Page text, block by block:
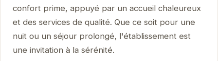
confort prime, appuyé par un accueil chaleureux
et des services de qualité. Que ce soit pour une
nuit ou un séjour prolongé, l'établissement est
une invitation à la sérénité.